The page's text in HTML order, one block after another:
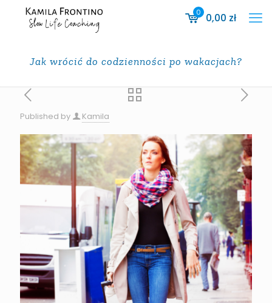
0 0,00 zł
Jak wrócić do codzienności po wakacjach?
Published by Kamila